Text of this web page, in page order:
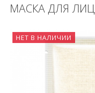
МАСКА ДЛЯ
НЕТ В НАЛИЧИИ